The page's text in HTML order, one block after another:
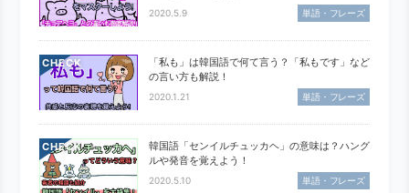
2020.5.9 単語・フレーズ
CHECK
「私も」は韓国語で何て言う？「私もです」など
の言い方も解説！
2020.1.21 単語・フレーズ
CHECK
韓国語「センイルチュッカヘ」の意味は？ハング
ルや発音を覚えよう！
2020.5.10 単語・フレーズ